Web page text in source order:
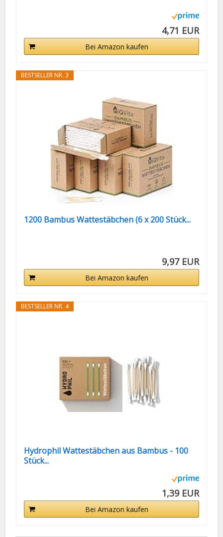
4,71 EUR
Bei Amazon kaufen
BESTSELLER NR. 3
1200 Bambus Wattestäbchen (6 x 200 Stück...
9,97 EUR
Bei Amazon kaufen
BESTSELLER NR. 4
Hydrophil Wattestäbchen aus Bambus - 100
Stück...
1,39 EUR
Bei Amazon kaufen